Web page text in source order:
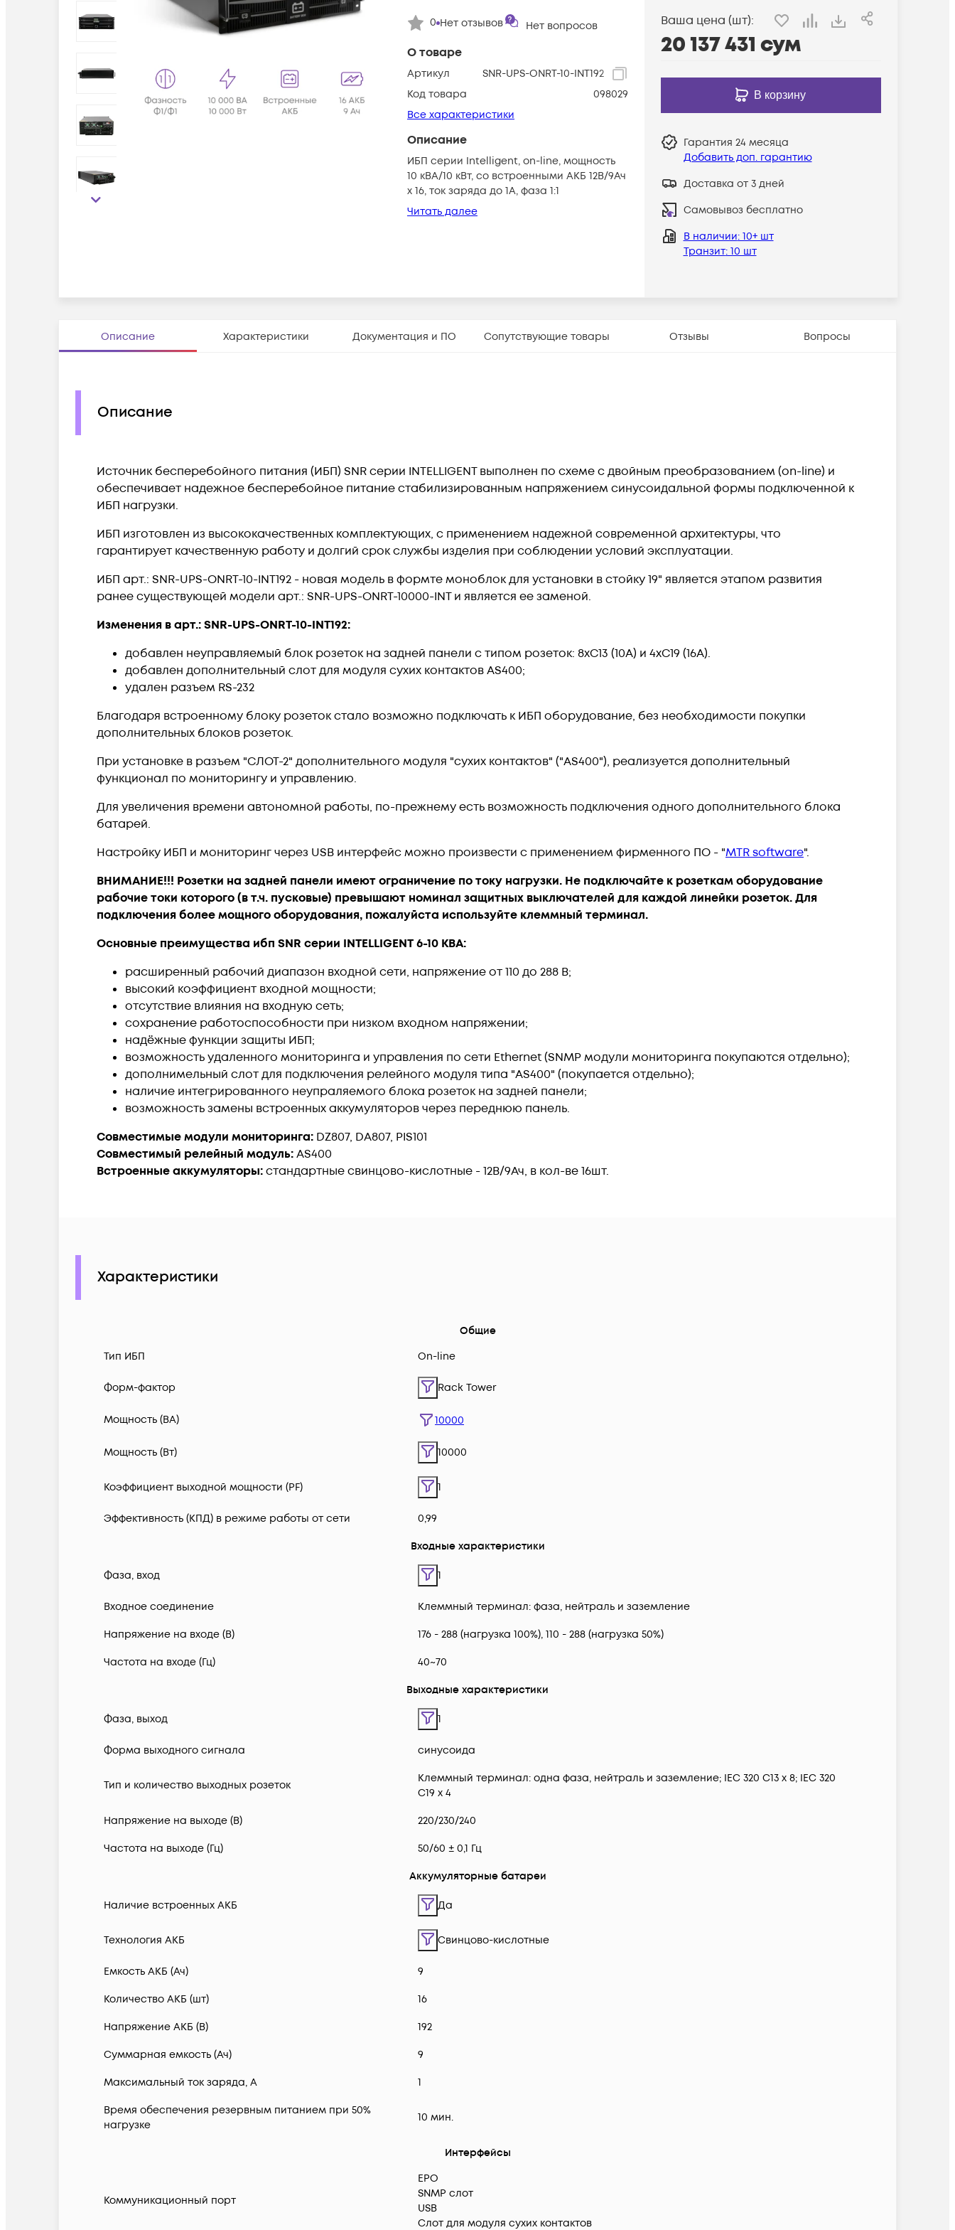
О товаре
Артикул
SNR-UPS-ONRT-10-INT192
Код товара
098029
Все характеристики
Описание
ИБП серии Intelligent, on-line, мощность
10 кВА/10 кВт, со встроенными АКБ 12В/9Ач
х 16, ток заряда до 1А, фаза 1:1
Читать далее
0 Нет отзывов Нет вопросов Ваша цена (шт):
20 137 431 сум
В корзину
Гарантия 24 месяца
Добавить доп. гарантию
Доставка от 3 дней
Самовывоз бесплатно
В наличии: 10+ шт
Транзит: 10 шт
Описание Характеристики Документация и ПО Сопутствующие товары Отзывы Вопросы
Описание
Источник бесперебойного питания (ИБП) SNR серии INTELLIGENT выполнен по схеме с двойным преобразованием (on-line) и
обеспечивает надежное бесперебойное питание стабилизированным напряжением синусоидальной формы подключенной к
ИБП нагрузки.
ИБП изготовлен из высококачественных комплектующих, с применением надежной современной архитектуры, что
гарантирует качественную работу и долгий срок службы изделия при соблюдении условий эксплуатации.
ИБП арт.: SNR-UPS-ONRT-10-INT192 - новая модель в формте моноблок для установки в стойку 19" является этапом развития
ранее существующей модели арт.: SNR-UPS-ONRT-10000-INT и является ее заменой.
Изменения в арт.: SNR-UPS-ONRT-10-INT192:
добавлен неуправляемый блок розеток на задней панели с типом розеток: 8хС13 (10А) и 4хС19 (16А).
добавлен дополнительный слот для модуля сухих контактов AS400;
удален разъем RS-232
Благодаря встроенному блоку розеток стало возможно подключать к ИБП оборудование, без необходимости покупки
дополнительных блоков розеток.
При установке в разъем "СЛОТ-2" дополнительного модуля "сухих контактов" ("AS400"), реализуется дополнительный
функционал по мониторингу и управлению.
Для увеличения времени автономной работы, по-прежнему есть возможность подключения одного дополнительного блока
батарей.
Настройку ИБП и мониторинг через USB интерфейс можно произвести с применением фирменного ПО - "MTR software".
ВНИМАНИЕ!!! Розетки на задней панели имеют ограничение по току нагрузки. Не подключайте к розеткам оборудование
рабочие токи которого (в т.ч. пусковые) превышают номинал защитных выключателей для каждой линейки розеток. Для
подключения более мощного оборудования, пожалуйста используйте клеммный терминал.
Основные преимущества ибп SNR серии INTELLIGENT 6-10 КВА:
расширенный рабочий диапазон входной сети, напряжение от 110 до 288 В;
высокий коэффициент входной мощности;
отсутствие влияния на входную сеть;
сохранение работоспособности при низком входном напряжении;
надёжные функции защиты ИБП;
возможность удаленного мониторинга и управления по сети Ethernet (SNMP модули мониторинга покупаются отдельно);
дополнимельный слот для подключения релейного модуля типа "AS400" (покупается отдельно);
наличие интегрированного неупраляемого блока розеток на задней панели;
возможность замены встроенных аккумуляторов через переднюю панель.
Совместимые модули мониторинга: DZ807, DA807, PIS101
Совместимый релейный модуль:AS400
Встроенные аккумуляторы:стандартные свинцово-кислотные - 12В/9Ач, в кол-ве 16шт.
Характеристики
Общие
Тип ИБП
On-line
Форм-фактор Rack Tower
Мощность (ВА) 10000
Мощность (Вт) 10000
Коэффициент выходной мощности (PF) 1
Эффективность (КПД) в режиме работы от сети 0,99
Входные характеристики
Фаза, вход 1
Входное соединение Клеммный терминал: фаза, нейтраль и заземление
Напряжение на входе (В) 176 - 288 (нагрузка 100%), 110 - 288 (нагрузка 50%)
Частота на входе (Гц) 40~70
Выходные характеристики
Фаза, выход 1
Форма выходного сигнала синусоида
Тип и количество выходных розеток
Клеммный терминал: одна фаза, нейтраль и заземление; IEC 320 C13 x 8; IEC 320
C19 x 4
Напряжение на выходе (В) 220/230/240
Частота на выходе (Гц) 50/60 ± 0,1 Гц
Аккумуляторные батареи
Наличие встроенных АКБ Да
Технология АКБ Свинцово-кислотные
Емкость АКБ (Ач) 9
Количество АКБ (шт) 16
Напряжение АКБ (В) 192
Суммарная емкость (Ач) 9
Максимальный ток заряда, А 1
Время обеспечения резервным питанием при 50%
нагрузке
10 мин.
Интерфейсы
Коммуникационный порт
EPO
SNMP слот
USB
Слот для модуля сухих контактов